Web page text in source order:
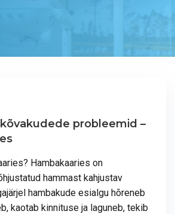
probleemid –
Hambakaaries on
hammast kahjustav
hambakude esialgu hõreneb
kaotab kinnituse ja laguneb, tekib